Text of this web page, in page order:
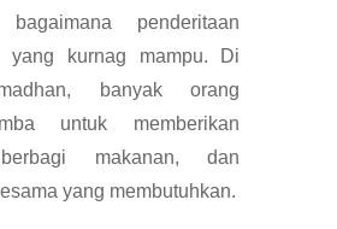
bagaimana penderitaan
yang kurnag mampu. Di
banyak orang
untuk memberikan
makanan, dan
yang membutuhkan.